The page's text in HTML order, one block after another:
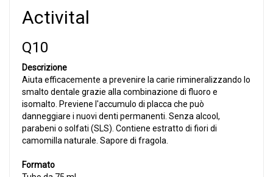
Activital
Q10
Descrizione
Aiuta efficacemente a prevenire la carie rimineralizzando lo
smalto dentale grazie alla combinazione di fluoro e
isomalto. Previene l'accumulo di placca che può
danneggiare i nuovi denti permanenti. Senza alcool,
parabeni o solfati (SLS). Contiene estratto di fiori di
camomilla naturale. Sapore di fragola.
Formato